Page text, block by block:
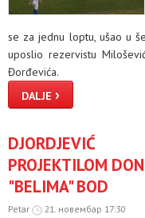
se za jednu loptu, ušao u
uposlio rezervistu
Đorđevića.
DALJE ›
DJORDJEVIĆ
PROJEKTILOM
"BELIMA" BOD
Petar 21. новембар 17:30